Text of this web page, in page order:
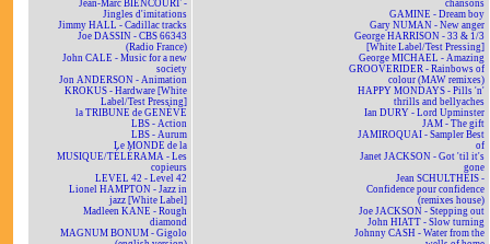
Jean-Marc BIENCOURT -
Jingles d'imitations
Jimmy HALL - Cadillac tracks
Joe DASSIN - CBS 66343
(Radio France)
John CALE - Music for a new
society
Jon ANDERSON - Animation
KROKUS - Hardware [White
Label/Test Pressing]
la TRIBUNE de GENÈVE
LBS - Action
LBS - Aurum
Le MONDE de la
MUSIQUE/TÉLÉRAMA - Les
copieurs
LEVEL 42 - Level 42
Lionel HAMPTON - Jazz in
jazz [White Label]
Madleen KANE - Rough
diamond
MAGNUM BONUM - Gigolo
chansons
GAMINE - Dream boy
Gary NUMAN - New anger
George HARRISON - 33 & 1/3
[White Label/Test Pressing]
George MICHAEL - Amazing
GROOVERIDER - Rainbows of
colour (MAW remixes)
HAPPY MONDAYS - Pills 'n'
thrills and bellyaches
Ian DURY - Lord Upminster
JAM - The gift
JAMIROQUAI - Sampler Best
of
Janet JACKSON - Got 'til it's
gone
Jean SCHULTHEIS -
Confidence pour confidence
(remixes house)
Joe JACKSON - Stepping out
John HIATT - Slow turning
Johnny CASH - Water from the